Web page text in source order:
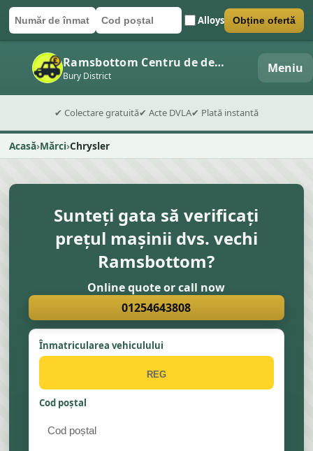
Număr de înmatriculare
Cod poștal Alloys
Trimite formularul Obține ofertă
Ramsbottom Centru de dezmembrări auto
Bury District Meniu
✔ Colectare gratuită✔ Acte DVLA✔ Plată instantă
Acasă Mărci Chrysler
Sunteți gata să verificați
prețul mașinii dvs. vechi
Ramsbottom?
Online quote or call now
01254643808
Înmatricularea vehiculului
Cod poștal